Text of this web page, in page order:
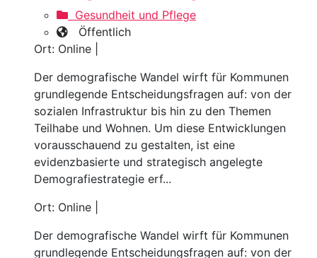
Gesundheit und Pflege
Öffentlich
Ort: Online |
Der demografische Wandel wirft für Kommunen
grundlegende Entscheidungsfragen auf: von der
sozialen Infrastruktur bis hin zu den Themen
Teilhabe und Wohnen. Um diese Entwicklungen
vorausschauend zu gestalten, ist eine
evidenzbasierte und strategisch angelegte
Demografiestrategie erf...
Ort: Online |
Der demografische Wandel wirft für Kommunen
grundlegende Entscheidungsfragen auf: von der